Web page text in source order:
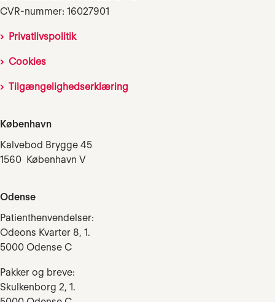
CVR-nummer: 16027901
Privatlivspolitik
Cookies
Tilgængelighedserklæring
København
Kalvebod Brygge 45
1560 København V
Odense
Patienthenvendelser:
Odeons Kvarter 8, 1.
5000 Odense C
Pakker og breve:
Skulkenborg 2, 1.